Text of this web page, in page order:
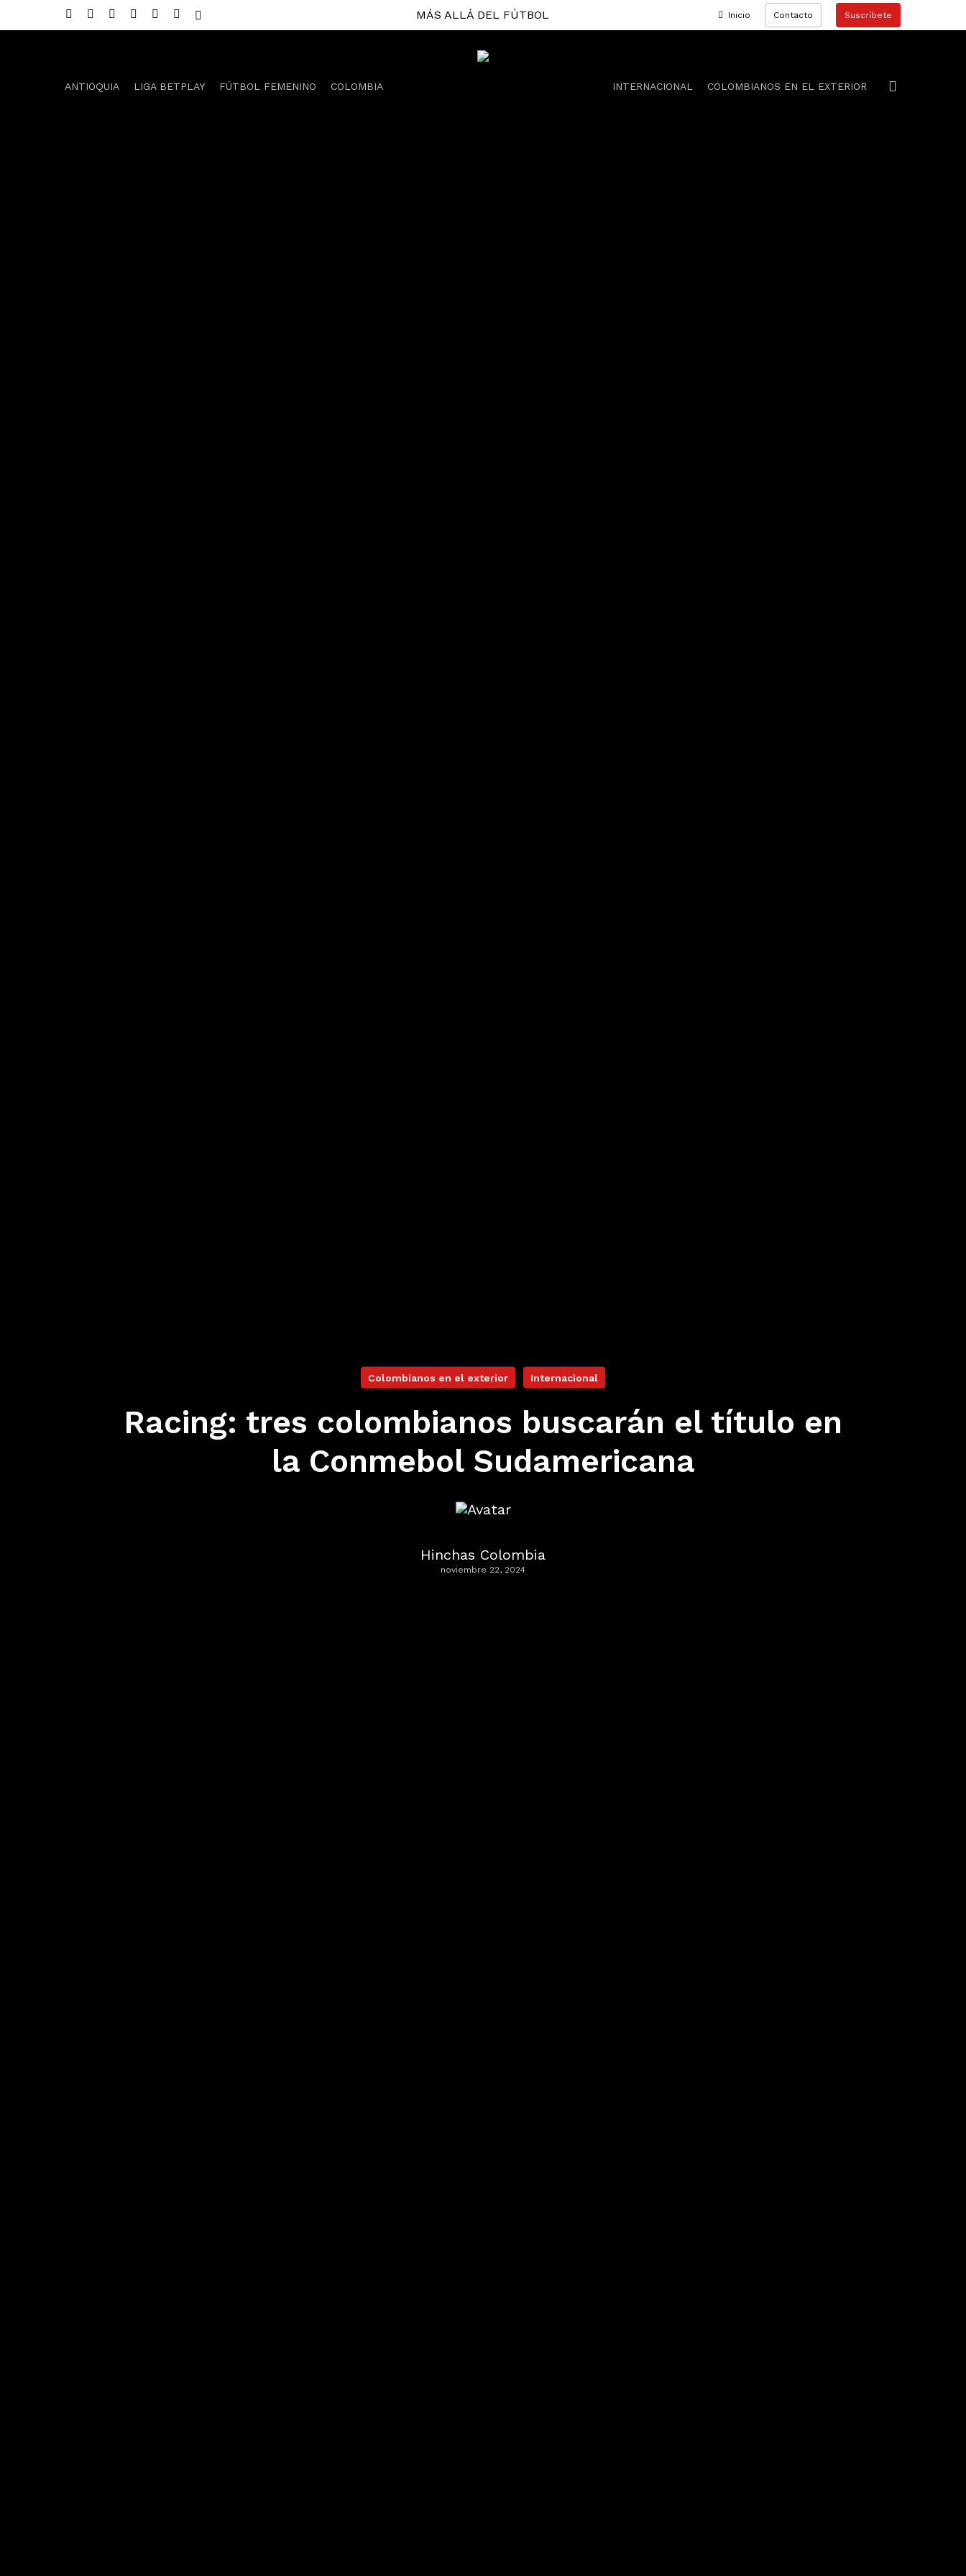
whatsapp
tiktok MÁS ALLÁ DEL FÚTBOL Inicio Contacto Suscríbete
ANTIOQUIA LIGA BETPLAY FÚTBOL FEMENINO COLOMBIA INTERNACIONAL COLOMBIANOS EN EL EXTERIOR
Colombianos en el exterior Internacional
Racing: tres colombianos buscarán el título en
la Conmebol Sudamericana
Hinchas Colombia
noviembre 22, 2024